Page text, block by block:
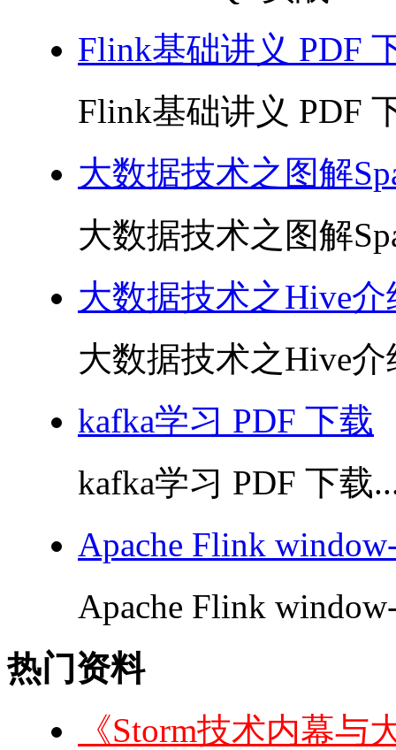
Flink基础讲义 PDF
Flink基础讲义 PDF
大数据技术之图解
大数据技术之图解
大数据技术之Hive
大数据技术之Hive
kafka学习 PDF 下载
kafka学习 PDF 下载
Apache Flink
Apache Flink
热门资料
《Storm技术内幕与